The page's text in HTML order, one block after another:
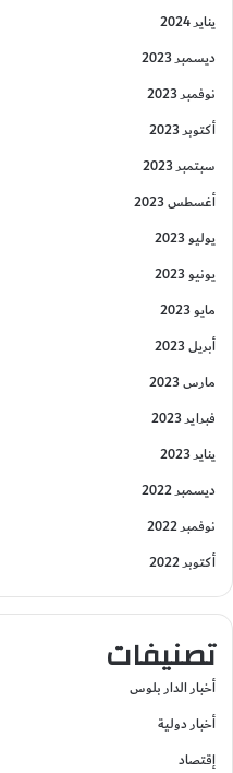
يناير 2024
ديسمبر 2023
نوفمبر 2023
أكتوبر 2023
سبتمبر 2023
أغسطس 2023
يوليو 2023
يونيو 2023
مايو 2023
أبريل 2023
مارس 2023
فبراير 2023
يناير 2023
ديسمبر 2022
نوفمبر 2022
أكتوبر 2022
تصنيفات
أخبار الدار بلوس
أخبار دولية
إقتصاد